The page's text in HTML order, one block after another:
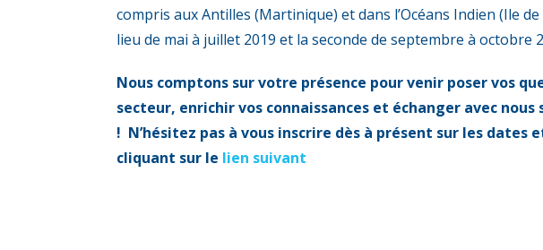
compris aux Antilles (Martinique) et dans l’Océans Indien (Ile
lieu de mai à juillet 2019 et la seconde de septembre à octobre
Nous comptons sur votre présence pour venir poser vos
secteur, enrichir vos connaissances et échanger avec
! N’hésitez pas à vous inscrire dès à présent sur les dates
cliquant sur le lien suivant